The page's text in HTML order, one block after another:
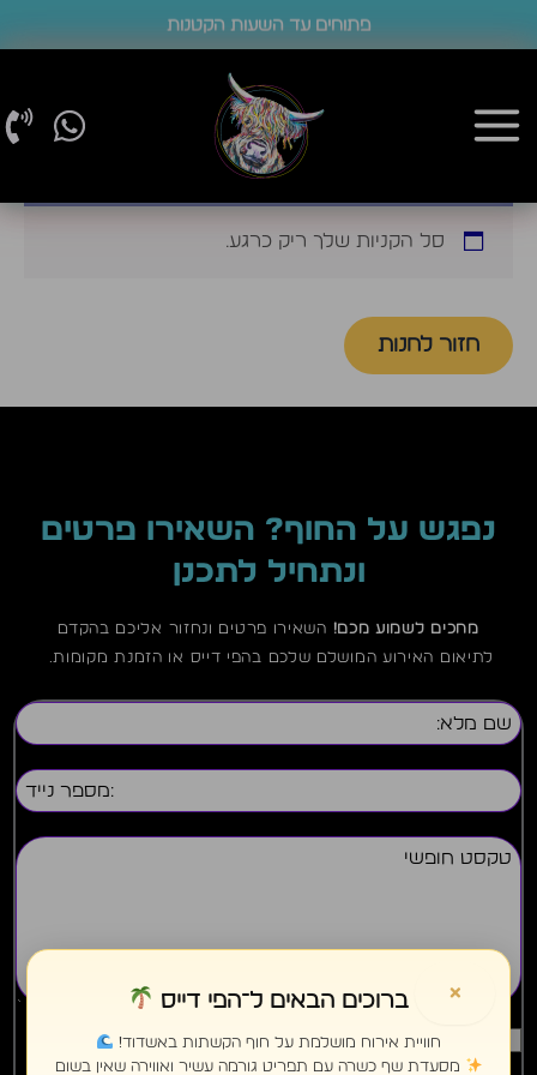
לתוכן
פתוחים עד השעות הקטנות
סל הקניות שלך ריק כרגע.
חזור לחנות
נפגש על החוף? השאירו פרטים
ונתחיל לתכנן
מחכים לשמוע מכם! השאירו פרטים ונחזור אליכם בהקדם
לתיאום האירוע המושלם שלכם בהפי דייס או הזמנת מקומות.
אני מסכים/ה לקבל עדכונים, הטבות, הצעות שיווקיות ותוכן
פרסומי, באמצעים אלקטרוניים (מייל, SMS, וואטסאפ), בהתאם ל
× ברוכים הבאים ל־הפי דייס
חוויית אירוח מושלמת על חוף הקשתות באשדוד!
מסעדת שף כשרה עם תפריט גורמה עשיר ואווירה שאין בשום